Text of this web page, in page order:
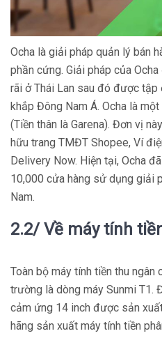
Ocha là giải pháp quản lý bán
phần cứng. Giải pháp của
rãi ở Thái Lan sau đó được tập
khắp Đông Nam Á. Ocha là
(Tiền thân là Garena). Đơn vị
hữu trang TMĐT Shopee, Ví
Delivery Now. Hiện tại, Ocha
10,000 cửa hàng sử dụng giải
Nam.
2.2/ Về máy tính
Toàn bộ máy tính tiền thu ngân
trường là dòng máy Sunmi T1.
cảm ứng 14 inch được sản
hãng sản xuất máy tính tiền